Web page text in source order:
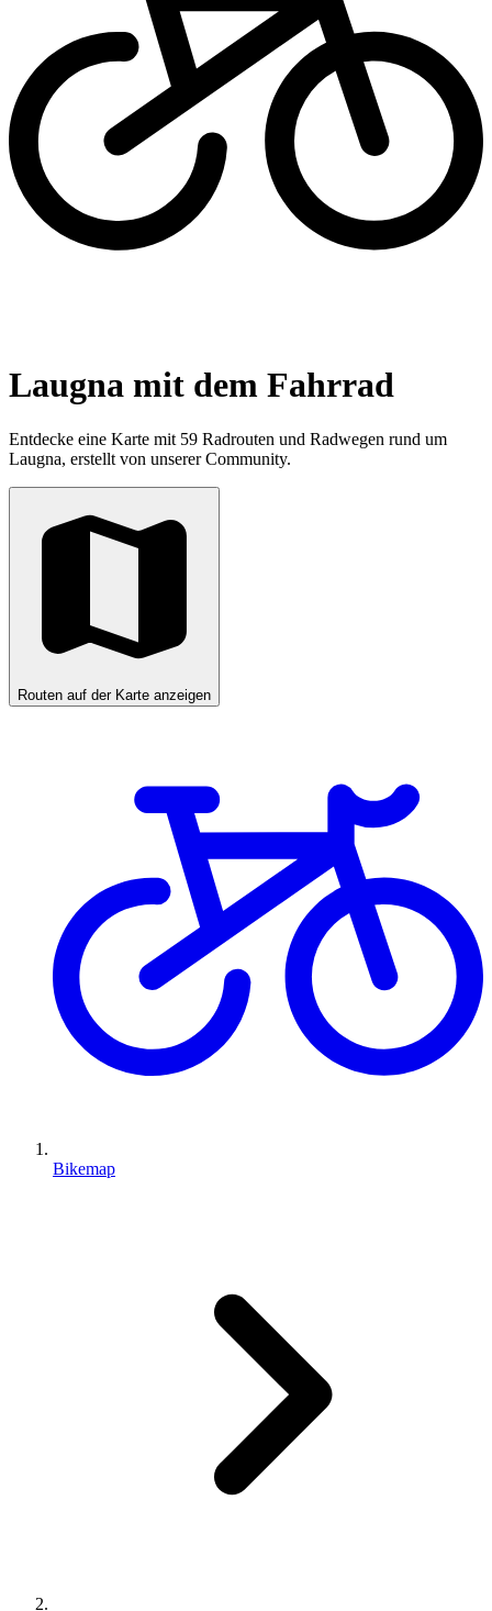
Laugna mit dem Fahrrad
Entdecke eine Karte mit 59 Radrouten und Radwegen rund um
Laugna, erstellt von unserer Community.
Routen auf der Karte anzeigen
Bikemap